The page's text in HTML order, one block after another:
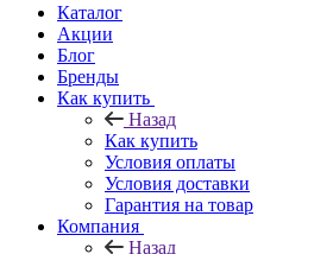
Каталог
Акции
Блог
Бренды
Как купить
Назад
Как купить
Условия оплаты
Условия доставки
Гарантия на товар
Компания
Назад